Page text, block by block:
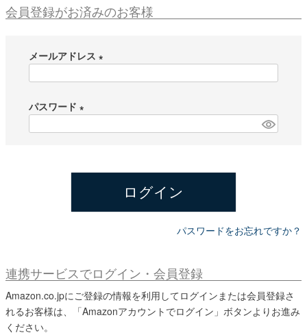
会員登録がお済みのお客様
メールアドレス
パスワード
)
ログイン
パスワードをお忘れですか？
連携サービスでログイン・会員登録
Amazon.co.jpにご登録の情報を利用してログインまたは会員登録さ
れるお客様は、「Amazonアカウントでログイン」ボタンよりお進み
ください。